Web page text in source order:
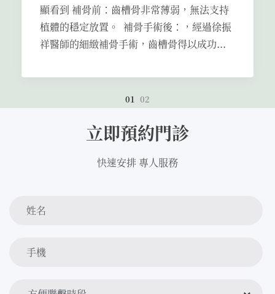
顯看到 補骨前：齒槽骨非常薄弱，無法支持
植體的穩定放置。 補骨手術後：，經過徐振
祥醫師的細緻補骨手術，齒槽骨得以成功...
立即預約門診
快速安排 專人服務